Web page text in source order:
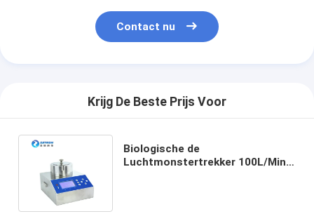
Contact nu
Krijg De Beste Prijs Voor
Biologische de
Luchtmonstertrekker 100L/Min